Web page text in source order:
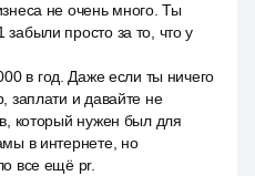
не очень много. Ты
просто за то, что у
в год. Даже если ты ничего
заплати и давайте не
который нужен был для
в интернете, но
все ещё pr.